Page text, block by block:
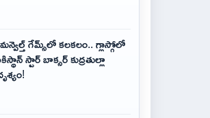
గేమ్స్‌లో కలకలం.. గ్లాస్గోలో
స్టార్ బాక్సర్ కుద్రతుల్లా